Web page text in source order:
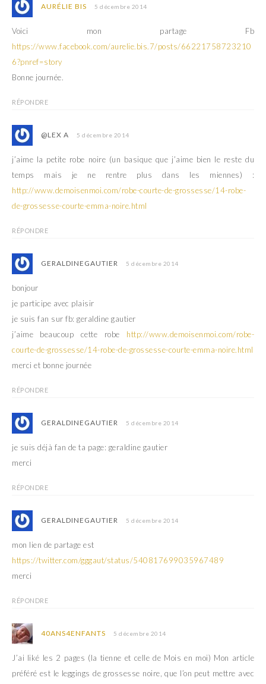
AURÉLIE BIS 5 décembre 2014
Voici mon partage Fb
https://www.facebook.com/aurelie.bis.7/posts/66221758723210
6?pnref=story
Bonne journée.
RÉPONDRE
@LEX A 5 décembre 2014
j’aime la petite robe noire (un basique que j’aime bien le reste du
temps mais je ne rentre plus dans les miennes) :
http://www.demoisenmoi.com/robe-courte-de-grossesse/14-robe-
de-grossesse-courte-emma-noire.html
RÉPONDRE
GERALDINEGAUTIER 5 décembre 2014
bonjour
je participe avec plaisir
je suis fan sur fb: geraldine gautier
j’aime beaucoup cette robe http://www.demoisenmoi.com/robe-
courte-de-grossesse/14-robe-de-grossesse-courte-emma-noire.html
merci et bonne journée
RÉPONDRE
GERALDINEGAUTIER 5 décembre 2014
je suis déjà fan de ta page: geraldine gautier
merci
RÉPONDRE
GERALDINEGAUTIER 5 décembre 2014
mon lien de partage est
https://twitter.com/gggaut/status/540817699035967489
merci
RÉPONDRE
40ANS4ENFANTS 5 décembre 2014
J’ai liké les 2 pages (la tienne et celle de Mois en moi) Mon article
préféré est le leggings de grossesse noire, que l’on peut mettre avec